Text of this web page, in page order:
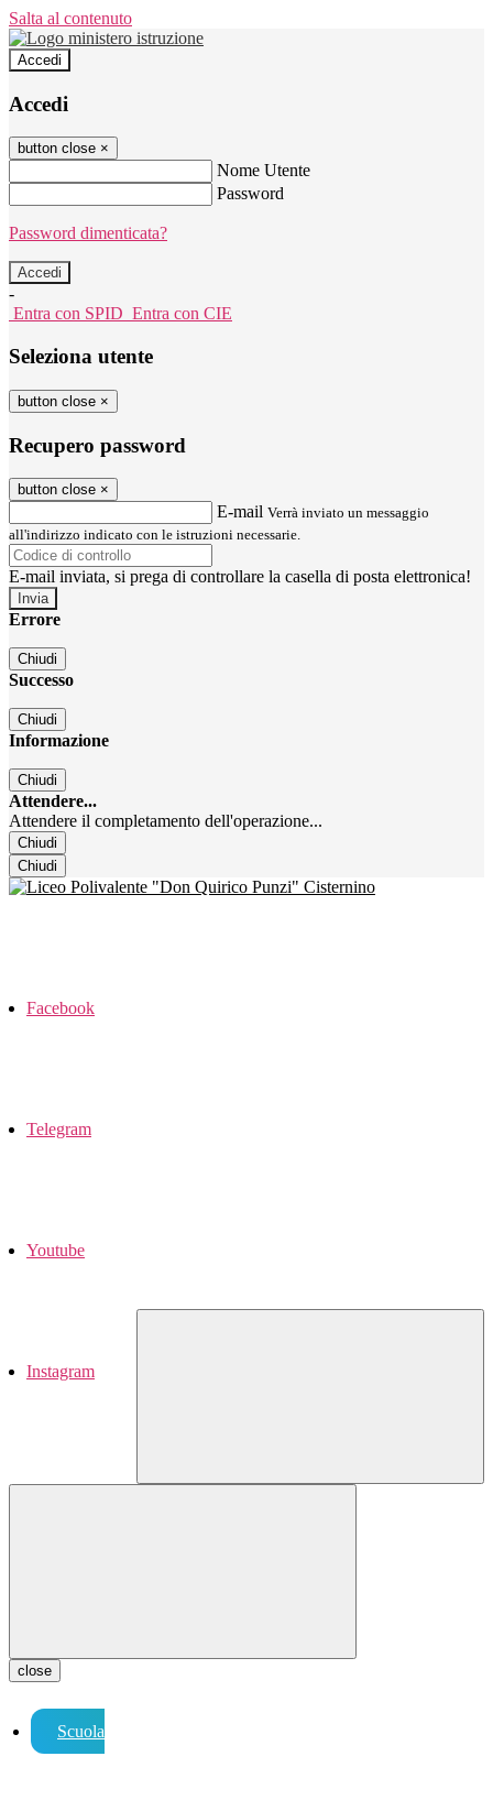
Salta al contenuto
Accedi
Accedi
button close ×
Nome Utente
Password
Password dimenticata?
-
Entra con SPID Entra con CIE
Seleziona utente
button close ×
Recupero password
button close ×
E-mail Verrà inviato un messaggio
all'indirizzo indicato con le istruzioni necessarie.
E-mail inviata, si prega di controllare la casella di posta elettronica!
Errore
Chiudi
Successo
Chiudi
Informazione
Chiudi
Attendere...
Attendere il completamento dell'operazione...
Chiudi
Chiudi
Facebook
Telegram
Youtube
Instagram
close
Scuola